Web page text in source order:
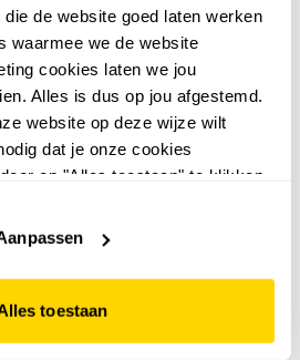
de website goed laten werken
waarmee we de website
cookies laten we jou
Alles is dus op jou afgestemd.
website op deze wijze wilt
dat je onze cookies
op "Alles toestaan" te klikken.
toestaan